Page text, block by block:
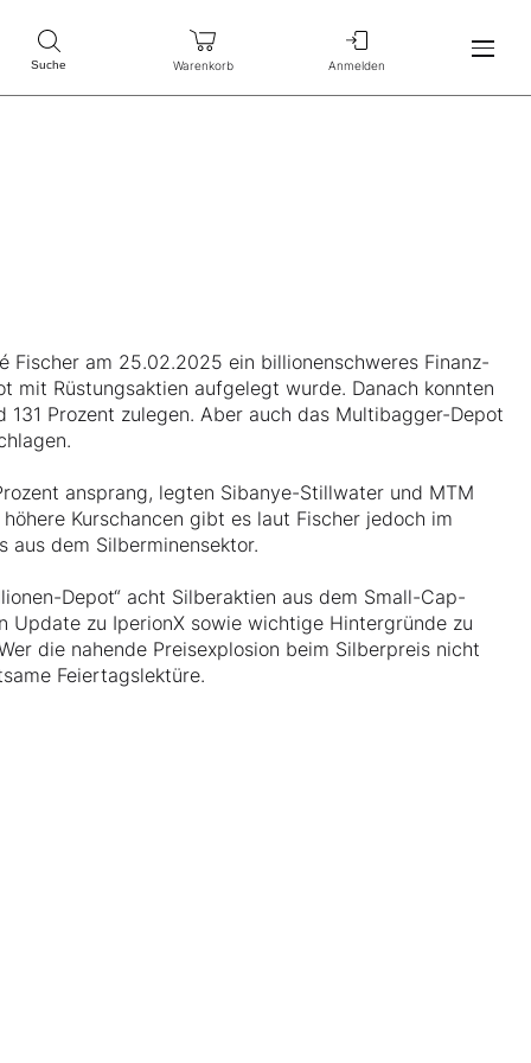
Suche Warenkorb Anmelden
Fischer am 25.02.2025 ein billionenschweres Finanz-
mit Rüstungsaktien aufgelegt wurde. Danach konnten
Prozent zulegen. Aber auch das Multibagger-Depot
ansprang, legten Sibanye-Stillwater und MTM
Kurschancen gibt es laut Fischer jedoch im
aus dem Silberminensektor.
Depot“ acht Silberaktien aus dem Small-Cap-
zu IperionX sowie wichtige Hintergründe zu
die nahende Preisexplosion beim Silberpreis nicht
Feiertagslektüre.